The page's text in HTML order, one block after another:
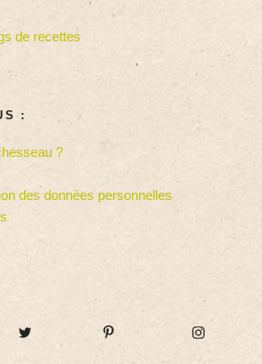
de recettes
:
?
des données personnelles